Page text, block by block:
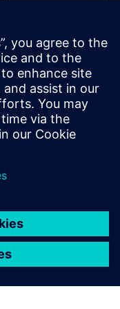
mješovite
bi optimizirao
i ubrzao svoje